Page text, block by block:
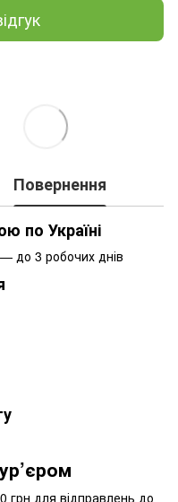
Повернення
по Україні
до 3 робочих днів
грн для відправлень до